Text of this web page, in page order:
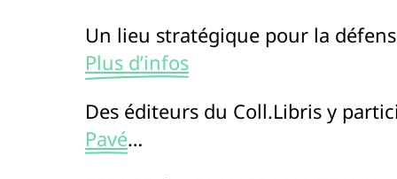
Un lieu stratégique pour la
Plus d’infos
Des éditeurs du Coll.Libris y
Pavé…